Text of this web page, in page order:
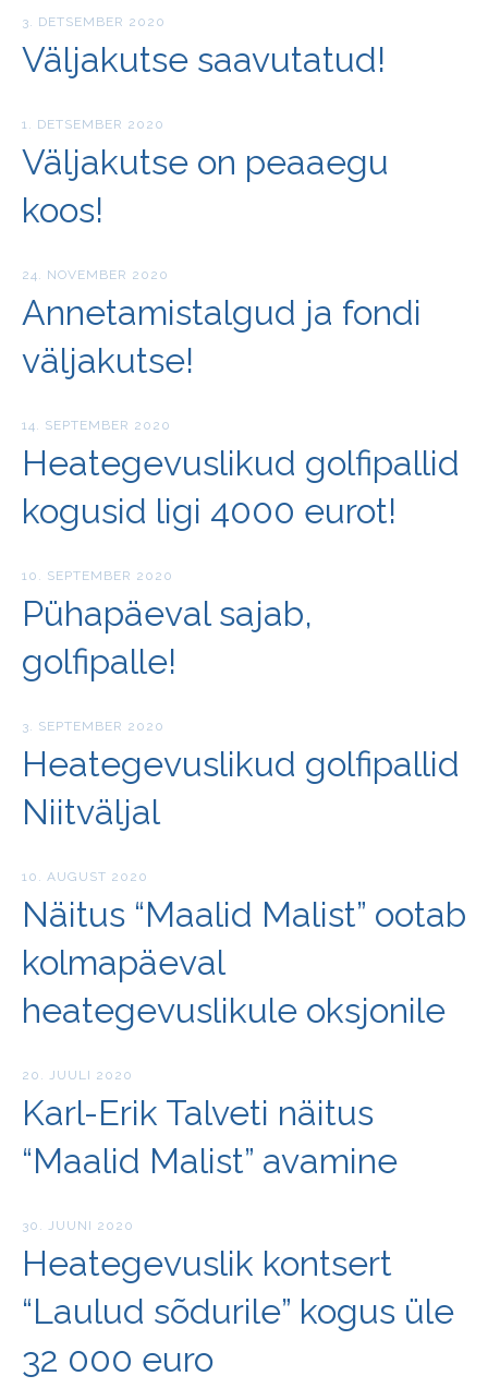
3. DETSEMBER 2020
Väljakutse saavutatud!
1. DETSEMBER 2020
Väljakutse on peaaegu
koos!
24. NOVEMBER 2020
Annetamistalgud ja fondi
väljakutse!
14. SEPTEMBER 2020
Heategevuslikud golfipallid
kogusid ligi 4000 eurot!
10. SEPTEMBER 2020
Pühapäeval sajab,
golfipalle!
3. SEPTEMBER 2020
Heategevuslikud golfipallid
Niitväljal
10. AUGUST 2020
Näitus “Maalid Malist” ootab
kolmapäeval
heategevuslikule oksjonile
20. JUULI 2020
Karl-Erik Talveti näitus
“Maalid Malist” avamine
30. JUUNI 2020
Heategevuslik kontsert
“Laulud sõdurile” kogus üle
32 000 euro